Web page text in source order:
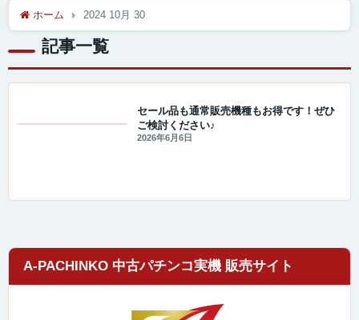
ホーム 2024 10月 30
記事一覧
セール品も通常販売機種もお得です！ぜひ
ご検討ください♪
2026年6月6日
A-PACHINKO 中古パチンコ実機 販売サイト